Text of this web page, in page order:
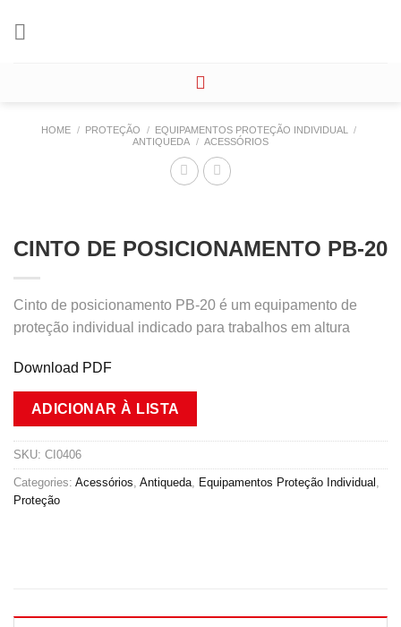
HOME / PROTEÇÃO / EQUIPAMENTOS PROTEÇÃO INDIVIDUAL
/
ANTIQUEDA / ACESSÓRIOS
CINTO DE POSICIONAMENTO PB-20
Cinto de posicionamento PB-20 é um equipamento de
proteção individual indicado para trabalhos em altura
Download PDF
ADICIONAR À LISTA
SKU: CI0406
Categories: Acessórios Antiqueda Equipamentos Proteção Individual
Proteção